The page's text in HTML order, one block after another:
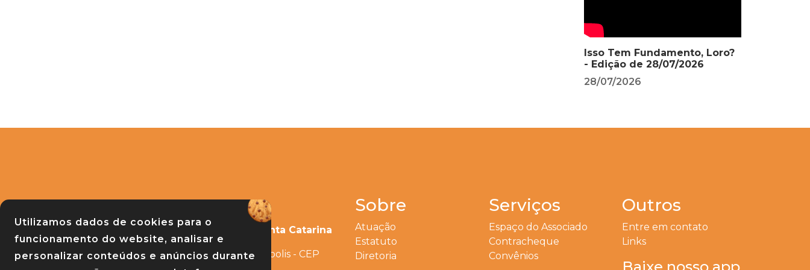
Isso Tem Fundamento, Loro?
- Edição de 28/07/2026
28/07/2026
Utilizamos dados de cookies para o
funcionamento do website, analisar e
personalizar conteúdos e anúncios durante
APRASC
Associação de Praças do Estado de Santa Catarina
Rua Raul Machado 139 - Centro - Florianópolis - CEP
Sobre
Atuação
Estatuto
Diretoria
Serviços
Espaço do Associado
Contracheque
Convênios
Outros
Entre em contato
Links